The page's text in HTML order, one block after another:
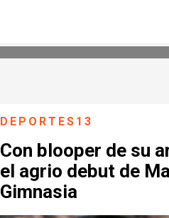
DEPORTES13
Con blooper de su
el agrio debut de
Gimnasia